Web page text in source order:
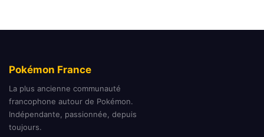
Pokémon France
La plus ancienne communauté
francophone autour de Pokémon.
Indépendante, passionnée, depuis
toujours.